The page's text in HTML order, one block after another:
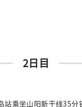
2日目
站乘坐山阳新干线35分